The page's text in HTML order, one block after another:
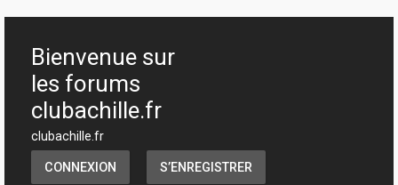
h
Bienvenue sur
les forums
clubachille.fr
clubachille.fr
CONNEXION S’ENREGISTRER